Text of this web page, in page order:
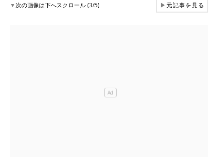
▼次の画像は下へスクロール (3/5) ▶元記事を見る